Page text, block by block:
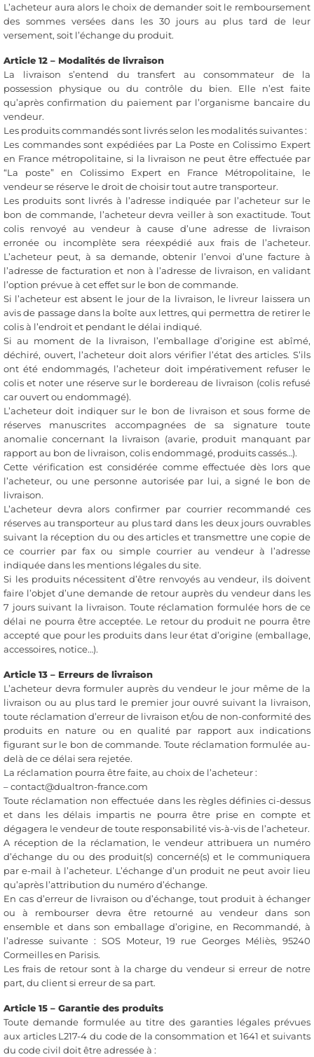
L’acheteur aura alors le choix de demander soit le remboursement
des sommes versées dans les 30 jours au plus tard de leur
versement, soit l’échange du produit.
Article 12 – Modalités de livraison
La livraison s’entend du transfert au consommateur de la
possession physique ou du contrôle du bien. Elle n’est faite
qu’après confirmation du paiement par l’organisme bancaire du
vendeur.
Les produits commandés sont livrés selon les modalités suivantes :
Les commandes sont expédiées par La Poste en Colissimo Expert
en France métropolitaine, si la livraison ne peut être effectuée par
“La poste” en Colissimo Expert en France Métropolitaine, le
vendeur se réserve le droit de choisir tout autre transporteur.
Les produits sont livrés à l’adresse indiquée par l’acheteur sur le
bon de commande, l’acheteur devra veiller à son exactitude. Tout
colis renvoyé au vendeur à cause d’une adresse de livraison
erronée ou incomplète sera réexpédié aux frais de l’acheteur.
L’acheteur peut, à sa demande, obtenir l’envoi d’une facture à
l’adresse de facturation et non à l’adresse de livraison, en validant
l’option prévue à cet effet sur le bon de commande.
Si l’acheteur est absent le jour de la livraison, le livreur laissera un
avis de passage dans la boîte aux lettres, qui permettra de retirer le
colis à l’endroit et pendant le délai indiqué.
Si au moment de la livraison, l’emballage d’origine est abîmé,
déchiré, ouvert, l’acheteur doit alors vérifier l’état des articles. S’ils
ont été endommagés, l’acheteur doit impérativement refuser le
colis et noter une réserve sur le bordereau de livraison (colis refusé
car ouvert ou endommagé).
L’acheteur doit indiquer sur le bon de livraison et sous forme de
réserves manuscrites accompagnées de sa signature toute
anomalie concernant la livraison (avarie, produit manquant par
rapport au bon de livraison, colis endommagé, produits cassés…).
Cette vérification est considérée comme effectuée dès lors que
l’acheteur, ou une personne autorisée par lui, a signé le bon de
livraison.
L’acheteur devra alors confirmer par courrier recommandé ces
réserves au transporteur au plus tard dans les deux jours ouvrables
suivant la réception du ou des articles et transmettre une copie de
ce courrier par fax ou simple courrier au vendeur à l’adresse
indiquée dans les mentions légales du site.
Si les produits nécessitent d’être renvoyés au vendeur, ils doivent
faire l’objet d’une demande de retour auprès du vendeur dans les
7 jours suivant la livraison. Toute réclamation formulée hors de ce
délai ne pourra être acceptée. Le retour du produit ne pourra être
accepté que pour les produits dans leur état d’origine (emballage,
accessoires, notice…).
Article 13 – Erreurs de livraison
L’acheteur devra formuler auprès du vendeur le jour même de la
livraison ou au plus tard le premier jour ouvré suivant la livraison,
toute réclamation d’erreur de livraison et/ou de non-conformité des
produits en nature ou en qualité par rapport aux indications
figurant sur le bon de commande. Toute réclamation formulée au-
delà de ce délai sera rejetée.
La réclamation pourra être faite, au choix de l’acheteur :
– contact@dualtron-france.com
Toute réclamation non effectuée dans les règles définies ci-dessus
et dans les délais impartis ne pourra être prise en compte et
dégagera le vendeur de toute responsabilité vis-à-vis de l’acheteur.
A réception de la réclamation, le vendeur attribuera un numéro
d’échange du ou des produit(s) concerné(s) et le communiquera
par e-mail à l’acheteur. L’échange d’un produit ne peut avoir lieu
qu’après l’attribution du numéro d’échange.
En cas d’erreur de livraison ou d’échange, tout produit à échanger
ou à rembourser devra être retourné au vendeur dans son
ensemble et dans son emballage d’origine, en Recommandé, à
l’adresse suivante : SOS Moteur, 19 rue Georges Méliès, 95240
Cormeilles en Parisis.
Les frais de retour sont à la charge du vendeur si erreur de notre
part, du client si erreur de sa part.
Article 15 – Garantie des produits
Toute demande formulée au titre des garanties légales prévues
aux articles L217-4 du code de la consommation et 1641 et suivants
du code civil doit être adressée à :